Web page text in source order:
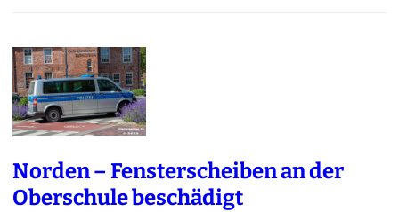
Norden – Fensterscheiben an der
Oberschule beschädigt